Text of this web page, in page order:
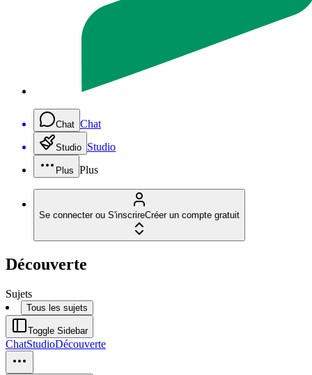
Chat Chat
Studio Studio
Plus Plus
Se connecter ou S'inscrireCréer un compte gratuit
Découverte
Sujets
Tous les sujets
Toggle Sidebar
ChatStudioDécouverte